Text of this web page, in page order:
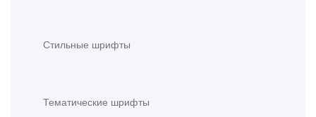
Стильные шрифты
Тематические шрифты